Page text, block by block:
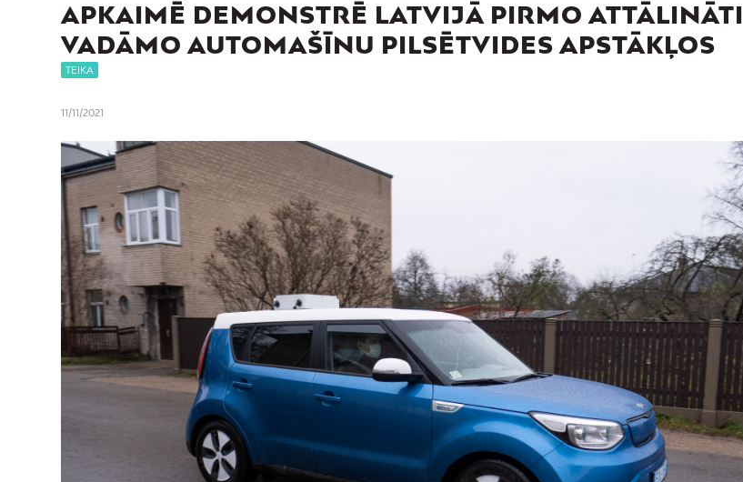
APKAIMĒ DEMONSTRĒ LATVIJĀ PIRMO ATTĀLINĀTI
VADĀMO AUTOMAŠĪNU PILSĒTVIDES APSTĀKĻOS
TEIKA
11/11/2021